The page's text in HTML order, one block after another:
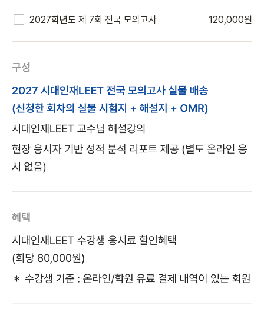
2027학년도 제 7회 전국 모의고사 120,000원